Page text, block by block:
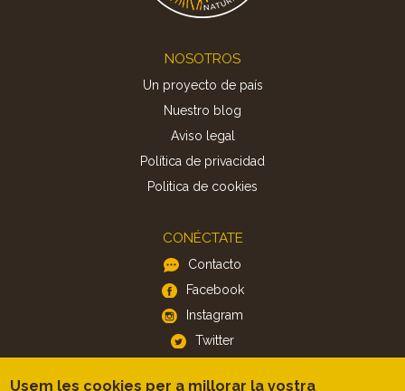
NOSOTROS
Un proyecto de país
Nuestro blog
Aviso legal
Política de privacidad
Politica de cookies
CONÉCTATE
Contacto
Facebook
Instagram
Twitter
Usem les cookies per a millorar la vostra